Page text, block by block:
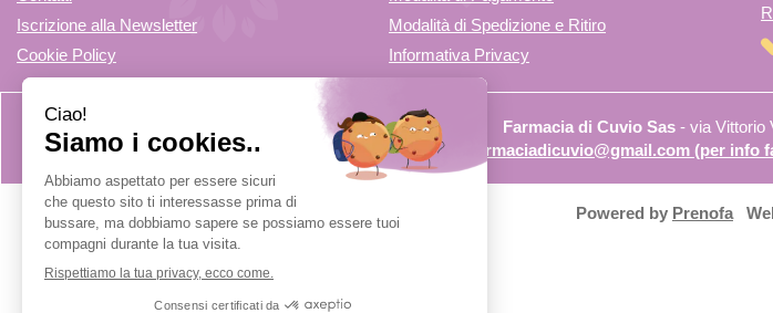
Iscrizione alla Newsletter
Cookie Policy
Modalità di Spedizione e Ritiro
Informativa Privacy
Farmacia di Cuvio Sas- via Vittorio
info@farmaciadicuvio.it (per info ordini) - farmaciadicuvio@gmail.com (per info
Powered by Prenofa